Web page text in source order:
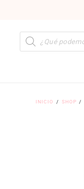
Búsqueda
de
productos
INICIO / SHOP /